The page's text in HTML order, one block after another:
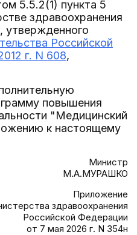
5.5.2(1) пункта 5
здравоохранения
утвержденного
Российской
г. N 608,
повышения
"Медицинский
к настоящему
Министр
М.А.МУРАШКО
Приложение
здравоохранения
Российской Федерации
от 7 мая 2026 г. N 354н